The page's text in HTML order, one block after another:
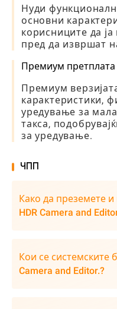
Нуди
основни
корисниците да
пред да извршат
Премиум претплата
Премиум
карактеристики,
уредување за
такса,
за уредување.
ЧПП
Како да преземете и
HDR Camera and
Кои се системските
Camera and Editor.?